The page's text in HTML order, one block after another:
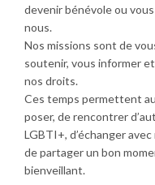
devenir bénévole ou
nous.
Nos missions sont de
soutenir, vous informer
nos droits.
Ces temps permettent
poser, de rencontrer
LGBTI+, d’échanger
de partager un bon
bienveillant.